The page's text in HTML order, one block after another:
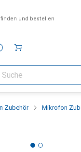
und bestellen
Zubehör Mikrofon